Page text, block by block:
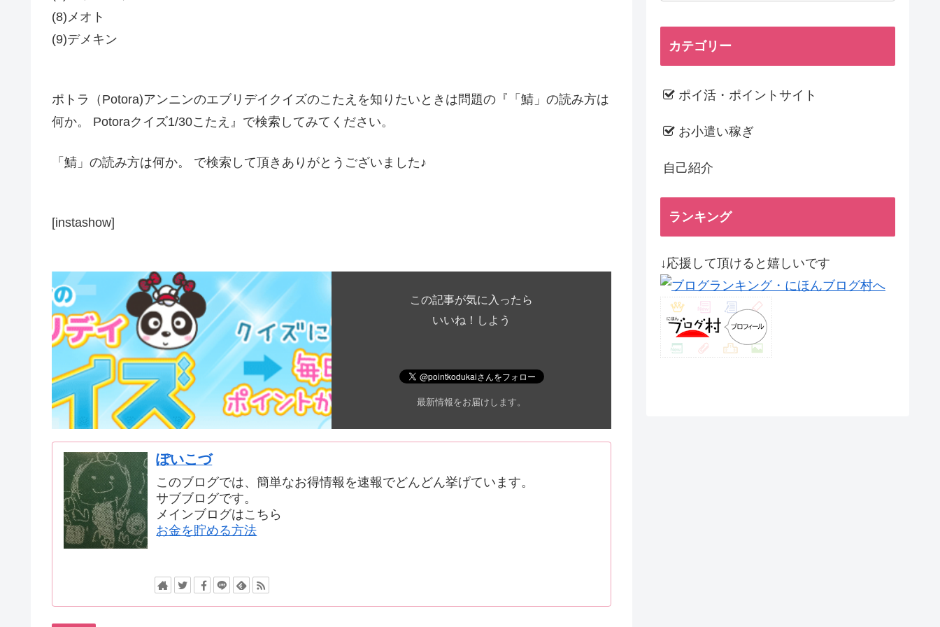
(8)メオト
(9)デメキン
ポトラ（Potora)アンニンのエブリデイクイズのこたえを知りたいときは問題の『「鯖」の読み方は
何か。 Potoraクイズ1/30こたえ』で検索してみてください。
「鯖」の読み方は何か。 で検索して頂きありがとうございました♪
[instashow]
この記事が気に入ったら
いいね！しよう
最新情報をお届けします。
ぽいこづ
このブログでは、簡単なお得情報を速報でどんどん挙げています。
サブブログです。
メインブログはこちら
お金を貯める方法
カテゴリー
ポイ活・ポイントサイト
お小遣い稼ぎ
自己紹介
ランキング
↓応援して頂けると嬉しいです